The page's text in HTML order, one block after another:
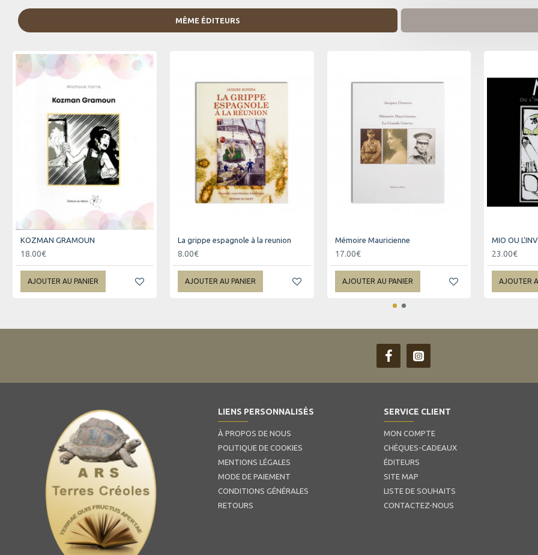
MÊME ÉDITEURS
KOZMAN GRAMOUN
18.00€
AJOUTER AU PANIER
La grippe espagnole à la reunion
8.00€
AJOUTER AU PANIER
Mémoire Mauricienne
17.00€
AJOUTER AU PANIER
MIO OU
23.00€
AJOUTER
LIENS PERSONNALISÉS
À PROPOS DE NOUS
POLITIQUE DE COOKIES
MENTIONS LÉGALES
MODE DE PAIEMENT
CONDITIONS GÉNÉRALES
RETOURS
SERVICE CLIENT
MON COMPTE
CHÈQUES-CADEAUX
ÉDITEURS
SITE MAP
LISTE DE SOUHAITS
CONTACTEZ-NOUS